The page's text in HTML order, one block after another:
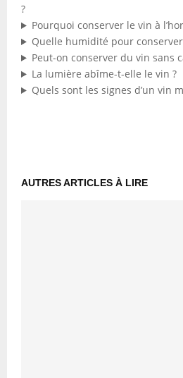
?
Pourquoi conserver le vin à
Quelle humidité pour
Peut-on conserver du vin sans
La lumière abîme-t-elle le vin ?
Quels sont les signes d’un vin
AUTRES ARTICLES À LIRE